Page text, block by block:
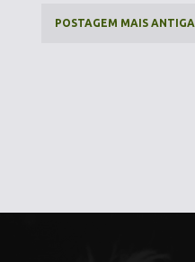
POSTAGEM MAIS ANTIGA